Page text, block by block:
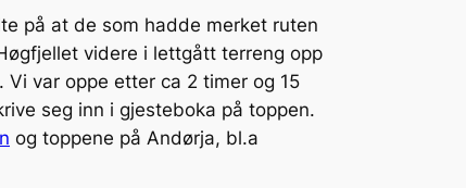
på at de som hadde merket ruten
videre i lettgått terreng opp
var oppe etter ca 2 timer og 15
seg inn i gjesteboka på toppen.
og toppene på Andørja, bl.a